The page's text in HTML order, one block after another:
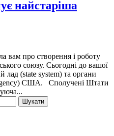
найстаріша
вам про створення і роботу
союзу. Сьогодні до вашої
лад (state system) та органи
США. Сполучені Штати